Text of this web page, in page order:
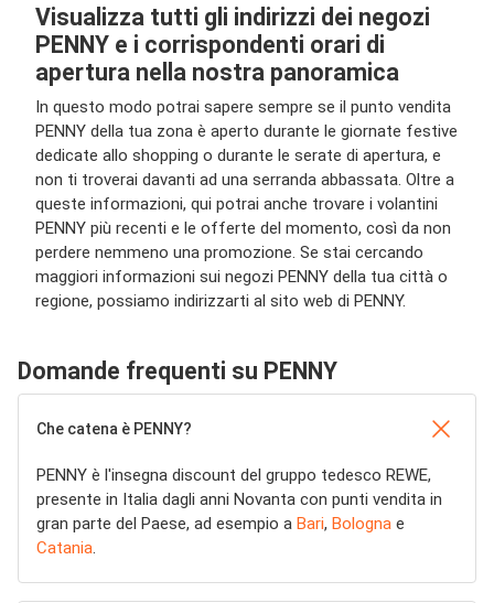
Visualizza tutti gli indirizzi dei negozi
PENNY e i corrispondenti orari di
apertura nella nostra panoramica
In questo modo potrai sapere sempre se il punto vendita
PENNY della tua zona è aperto durante le giornate festive
dedicate allo shopping o durante le serate di apertura, e
non ti troverai davanti ad una serranda abbassata. Oltre a
queste informazioni, qui potrai anche trovare i volantini
PENNY più recenti e le offerte del momento, così da non
perdere nemmeno una promozione. Se stai cercando
maggiori informazioni sui negozi PENNY della tua città o
regione, possiamo indirizzarti al sito web di PENNY.
Domande frequenti su PENNY
Che catena è PENNY?
PENNY è l'insegna discount del gruppo tedesco REWE,
presente in Italia dagli anni Novanta con punti vendita in
gran parte del Paese, ad esempio a Bari, Bologna e
Catania.